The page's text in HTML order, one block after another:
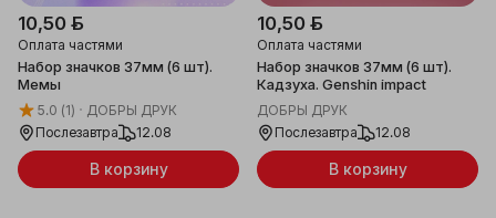
10,50 ƃ
Оплата частями
Набор значков 37мм (6 шт).
Мемы
5.0 (1)
ДОБРЫ ДРУК
Послезавтра
12.08
В корзину
10,50 ƃ
Оплата частями
Набор значков 37мм (6 шт).
Кадзуха. Genshin impact
ДОБРЫ ДРУК
Послезавтра
12.08
В корзину